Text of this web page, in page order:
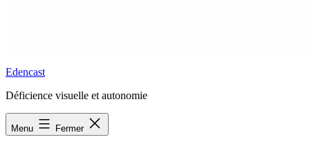
Edencast
Déficience visuelle et autonomie
Menu Fermer